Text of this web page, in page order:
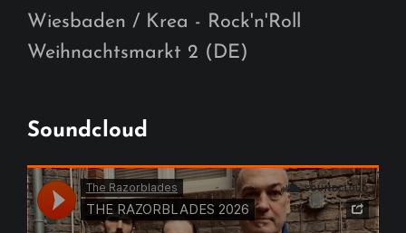
Wiesbaden / Krea - Rock'n'Roll
Weihnachtsmarkt 2 (DE)
Soundcloud